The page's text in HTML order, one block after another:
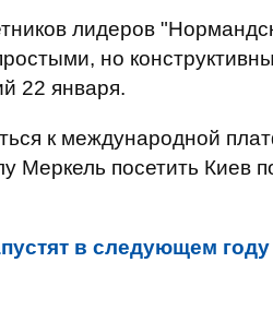
лидеров
но
22 января.
к международной
Меркель посетить Киев
в следующем году